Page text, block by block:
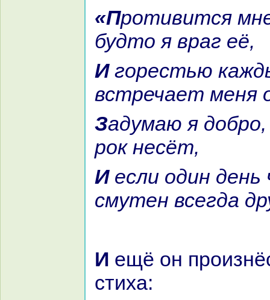
«Противится мне судьба, как
будто я вpaг её,
И горестью каждый день
встречает меня
Задумаю я добро, – противное
рок несёт,
И если один день чист, то
смутен всегда
И ещё он произнёс такие два
стиха: